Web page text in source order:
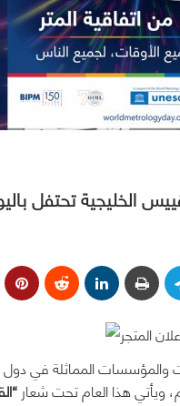
الخليجية تحتفل باليوم
المماثلة في دول